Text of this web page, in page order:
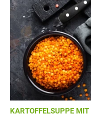
KARTOFFELSUPPE